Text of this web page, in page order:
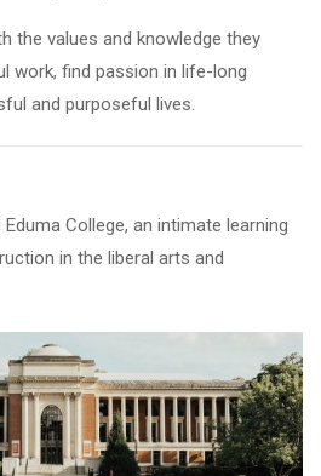
the values and knowledge they
work, find passion in life-long
and purposeful lives.
College, an intimate learning
in the liberal arts and